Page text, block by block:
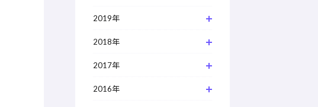
2019年
2018年
2017年
2016年